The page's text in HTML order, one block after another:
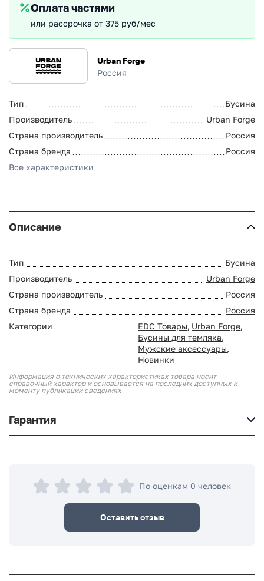
Urban Forge
Россия
Тип
Бусина
Производитель
Urban Forge
Страна производитель
Россия
Страна бренда
Россия
Все характеристики
Оплата частями
или рассрочка от 375 руб/мес
Описание
Тип
Бусина
Производитель
Urban Forge
Страна производитель
Россия
Страна бренда
Россия
Категории
EDC Товары, Urban Forge,
Бусины для темляка,
Мужские аксессуары,
Новинки
Информация о технических характеристиках товара носит
справочный характер и основывается на последних доступных к
моменту публикации сведениях
Гарантия
По оценкам 0 человек
Оставить отзыв